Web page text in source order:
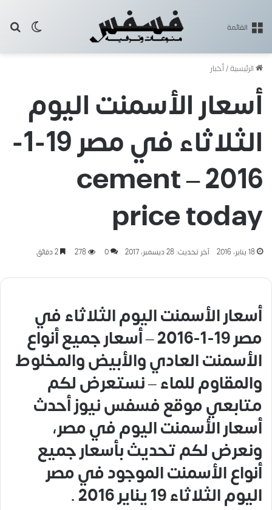
القائمة
الرئيسية/أخبار
أسعار الأسمنت اليوم
الثلاثاء في مصر 19-1-
2016 – cement
price today
18 يناير، 2016 آخر تحديث: 28 ديسمبر، 2017 0
278
أسعار الأسمنت اليوم الثلاثاء في
مصر 19-1-2016 – أسعار جميع أنواع
الأسمنت العادي والأبيض والمخلوط
والمقاوم للماء – نستعرض لكم
متابعي موقع فسفس نيوز أحدث
أسعار الأسمنت اليوم في مصر،
ونعرض لكم تحديث بأسعار جميع
أنواع الأسمنت الموجود في مصر
اليوم الثلاثاء 19 يناير 2016 .